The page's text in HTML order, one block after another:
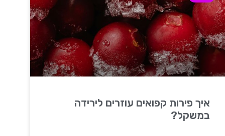
איך פירות קפואים עוזרים לירידה
במשקל?